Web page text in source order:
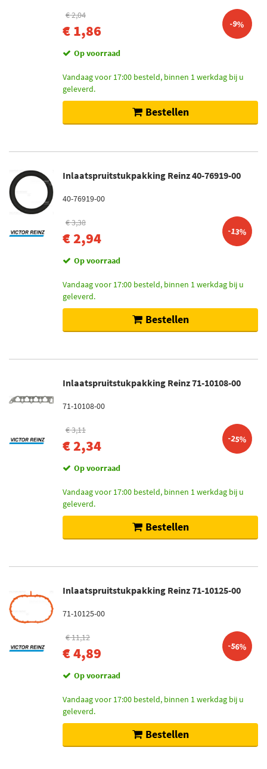
€ 2,04
€ 1,86 -9%
Op voorraad
Vandaag voor 17:00 besteld, binnen 1 werkdag bij u
geleverd.
Bestellen
Inlaatspruitstukpakking Reinz 40-76919-00
40-76919-00
€ 3,38
€ 2,94 -13%
Op voorraad
Vandaag voor 17:00 besteld, binnen 1 werkdag bij u
geleverd.
Bestellen
Inlaatspruitstukpakking Reinz 71-10108-00
71-10108-00
€ 3,11
€ 2,34 -25%
Op voorraad
Vandaag voor 17:00 besteld, binnen 1 werkdag bij u
geleverd.
Bestellen
Inlaatspruitstukpakking Reinz 71-10125-00
71-10125-00
€ 11,12
€ 4,89 -56%
Op voorraad
Vandaag voor 17:00 besteld, binnen 1 werkdag bij u
geleverd.
Bestellen